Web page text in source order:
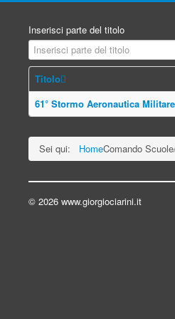
Inserisci parte del titolo
Titolo
61° Stormo Aeronautica Militare
Sei qui: HomeComando
© 2026 www.giorgiociarini.it